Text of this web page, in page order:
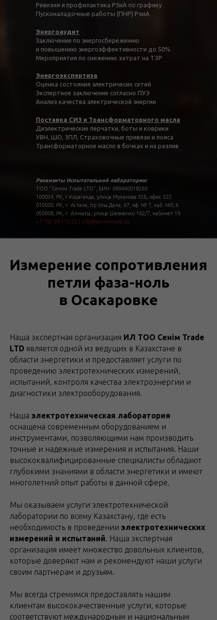
Ревизия и профилактика РЗиА по графику
Пусконаладочные работы (ПНР) РзиА
Энергоаудит
Заключение по энергосбережению
и повышению энергоэффективности до 50%
Мероприятия по снижению затрат на ТЭР
Энергоэкспертиза
Оценка состояния электричесих сетей
Экспертное заключение согласно ПУЭ
Анализ качества электрической энергии
Поставка СИЗ и Трансформаторного масла
Диэлектрические перчатки, боты и коврики
УВН, ШО, ЗПЛ, Страховочные привязи и пояса
Трансформаторное масло в бочках и на разлив
Реквизиты Испытательной лаборатории:
ТОО "Сенім Trade LTD", БИН: 090440018260
100024, РК, г.Караганда, улица Муканова 55Б, офис 322
010000, РК, г. Астана, пр.Улы Дала, 67, оф. № 7, каб. №5,6
050008, РК, г. Алматы, улица Шевченко 162/7, кабинет 19
+7 702 99 170 25
info@senimtrade.kz
Измерение сопротивления
петли фаза-ноль
в Осакаровке
Наша экспертная организация ИЛ ТОО Сенім Trade
LTD является одной из ведущих в Казахстане в
области энергетики и предоставляет услуги по
проведению электротехнических измерений,
испытаний, контроля качества электроэнергии и
диагностики электрооборудования.
Наша электротехническая лаборатория
оснащена современным оборудованием и
инструментами, позволяющими нам производить
точные и надежные измерения и испытания. Наши
высококвалифицированные специалисты обладают
глубокими знаниями в области энергетики и имеют
многолетний опыт работы в данной сфере.
Мы оказываем услуги электротехнической
лаборатории по всему Казахстану, где есть
необходимость в проведении электротехнических
измерений и испытаний. Наша экспертная
организация имеет множество довольных клиентов,
которые доверяют нам и рекомендуют наши услуги
своим партнерам и друзьям.
Мы всегда стремимся предоставлять нашим
клиентам высококачественные услуги, которые
соответствуют международным и национальным